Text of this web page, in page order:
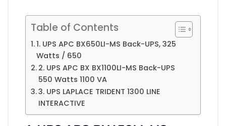
Table of Contents
1. UPS APC BX650LI-MS Back-UPS, 325
Watts / 650
2. UPS APC BX BX1100LI-MS Back-UPS
550 Watts 1100 VA
3. UPS LAPLACE TRIDENT 1300 LINE
INTERACTIVE